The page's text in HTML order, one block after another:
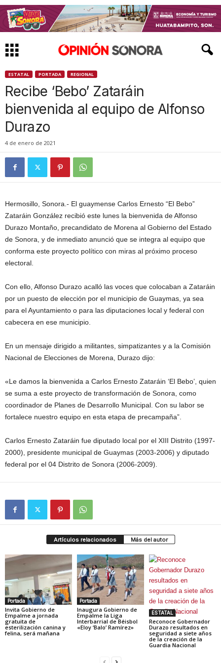
ESTATAL PORTADA REGIONAL
Recibe ‘Bebo’ Zataráin
bienvenida al equipo de Alfonso
Durazo
4 de enero de 2021
Hermosillo, Sonora.- El guaymense Carlos Ernesto “El Bebo”
Zataráin González recibió este lunes la bienvenida de Alfonso
Durazo Montaño, precandidato de Morena al Gobierno del Estado
de Sonora, y de inmediato anunció que se integra al equipo que
conforma este proyecto político con miras al próximo proceso
electoral.
Con ello, Alfonso Durazo acalló las voces que colocaban a Zataráin
por un puesto de elección por el municipio de Guaymas, ya sea
para el Ayuntamiento o para las diputaciones local y federal con
cabecera en ese municipio.
En un mensaje dirigido a militantes, simpatizantes y a la Comisión
Nacional de Elecciones de Morena, Durazo dijo:
«Le damos la bienvenida a Carlos Ernesto Zataráin ‘El Bebo’, quien
se suma a este proyecto de transformación de Sonora, como
coordinador de Planes de Desarrollo Municipal. Con su labor se
fortalece nuestro equipo en esta etapa de precampaña”.
Carlos Ernesto Zataráin fue diputado local por el XIII Distrito (1997-
2000), presidente municipal de Guaymas (2003-2006) y diputado
federal por el 04 Distrito de Sonora (2006-2009).
Artículos relacionados Más del autor
Portada
Invita Gobierno de
Empalme a jornada
gratuita de
esterilización canina y
felina, será mañana
Portada
Inaugura Gobierno de
Empalme la Liga
Interbarrial de Béisbol
«Eloy ‘Balo’ Ramírez»
ESTATAL
Reconoce Gobernador
Durazo resultados en
seguridad a siete años
de la creación de la
Guardia Nacional